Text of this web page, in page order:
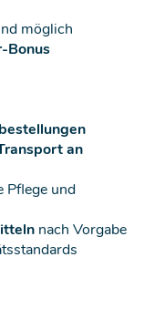
möglich
Bonus
an
Pflege und
nach Vorgabe